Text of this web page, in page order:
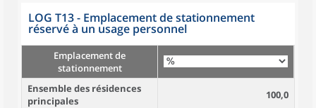
LOG T13 - Emplacement de stationnement
réservé à un usage personnel
Emplacement de
stationnement
Ensemble des résidences
principales
100,0